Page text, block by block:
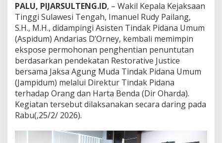
e
s
t
o
r
a
t
i
v
e
J
u
s
i
PALU, PIJARSULTENG.ID, – Wakil Kepala Kejaksaan
Tinggi Sulawesi Tengah, Imanuel Rudy Pailang,
S.H., M.H., didampingi Asisten Tindak Pidana Umum
(Aspidum) Andarias D’Orney, kembali memimpin
ekspose permohonan penghentian penuntutan
berdasarkan pendekatan Restorative Justice
bersama Jaksa Agung Muda Tindak Pidana Umum
(Jampidum) melalui Direktur Tindak Pidana
terhadap Orang dan Harta Benda (Dir Oharda).
Kegiatan tersebut dilaksanakan secara daring pada
Rabu(,25/2/ 2026).